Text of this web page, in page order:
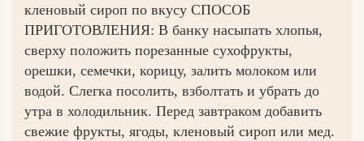
кленовый сироп по вкусу СПОСОБ
ПРИГОТОВЛЕНИЯ: В банку насыпать хлопья,
сверху положить порезанные сухофрукты,
орешки, семечки, корицу, залить молоком или
водой. Слегка посолить, взболтать и убрать до
утра в холодильник. Перед завтраком добавить
свежие фрукты, ягоды, кленовый сироп или мед.